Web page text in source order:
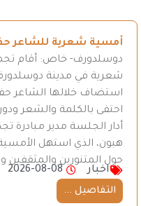
أمسية شعرية للشاعر
دوسلدورف- خاص: أقام
استضاف خلالها الشاعر
احتفى بالكلمة والشعر
أدار الجلسة مدير مبادرة
هبون، الذي استهل الأمسية
حول المتنورين والمثقفين
اخبار
2026-08-08
التفاصيل ...